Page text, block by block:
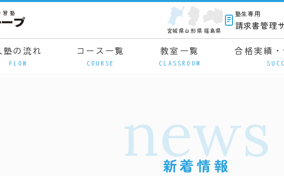
宮城県山形県 福島県
塾生専用
請求書管理
塾の流れ
FLOW
コース一覧
COURSE
教室一覧
CLASSROOM
合格実績
news
新着情報